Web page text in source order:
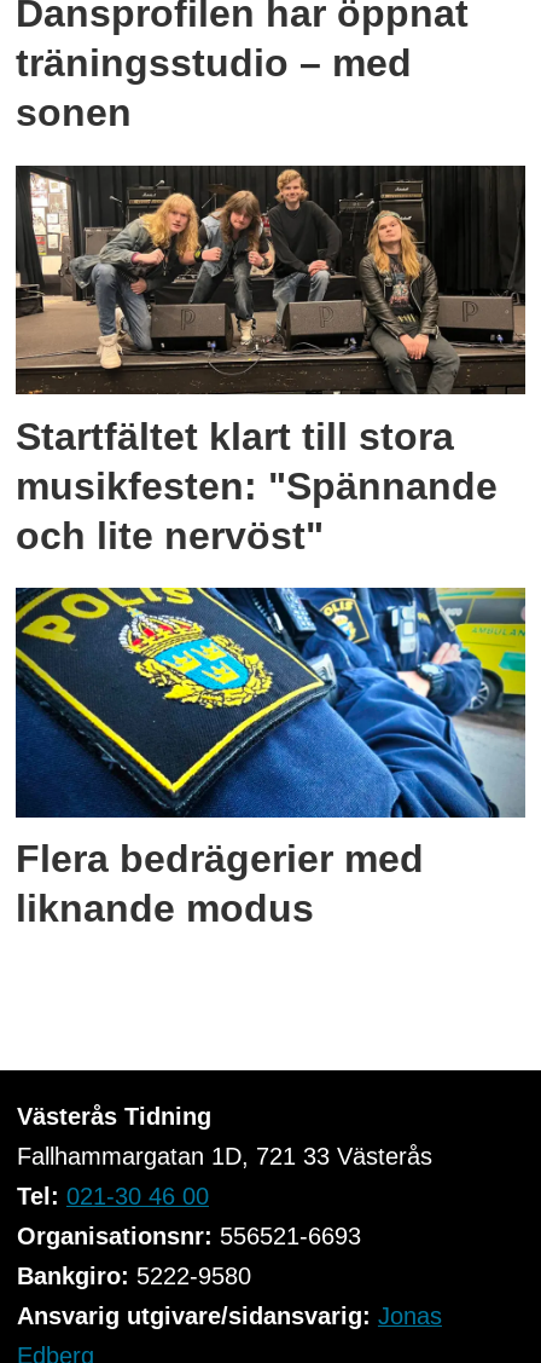
Dansprofilen har öppnat
träningsstudio – med
sonen
Startfältet klart till stora
musikfesten: "Spännande
och lite nervöst"
Flera bedrägerier med
liknande modus
Västerås Tidning
Fallhammargatan 1D, 721 33Västerås
Tel: 021-30 46 00
Organisationsnr: 556521-6693
Bankgiro: 5222-9580
Ansvarig utgivare/sidansvarig: Jonas
Edberg